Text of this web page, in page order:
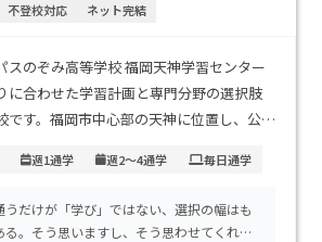
不登校対応 ネット完結
スのぞみ高等学校 福岡天神学習センター
に合わせた学習計画と専門分野の選択肢
です。福岡市中心部の天神に位置し、公共
は通信制高校として適正で、家庭の経済的
の高い教育が受けられます。自分のペース
的なスキルや資格取得を目指す方、不登
週1通学 週2～4通学 毎日通学
うだけが「学び」ではない、選択の幅はも
る。そう思いますし、そう思わせてくれる